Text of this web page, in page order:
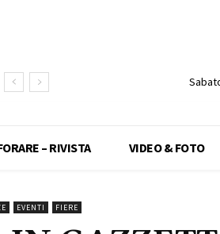
– RIVISTA VIDEO & FOTO
EVENTI FIERE